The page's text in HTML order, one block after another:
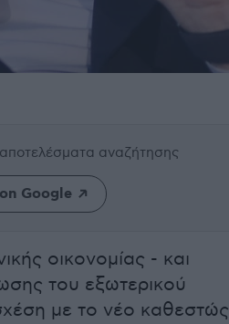
αναζήτησης
Google
οικονομίας - και
του εξωτερικού
με το νέο καθεστώς